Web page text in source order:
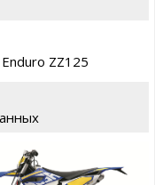
Enduro ZZ125